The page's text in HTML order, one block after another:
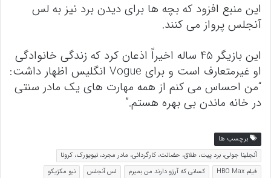
این منبع افزود که بچه ها برای دیدن برد نیز به لس
آنجلس پرواز می کنند.
این بازیگر 45 ساله اخیراً اذعان کرد که زندگی خانوادگی
او غیرمتعارف است و برای Vogue انگلیس اظهار داشت:
“من احساس می کنم از همه مهارت های یک مادر سنتی
در خانه ماندن بی بهره هستم.”
برچسب ها
آنجلینا جولی، برد پیت، طلاق، حضانت، کارگردانی، مادر مجرد، نیویورک، کرونا
فیلم HBO Max
کسانی که آرزو دارند من بمیرم لس آنجلس نیو مکزیکو